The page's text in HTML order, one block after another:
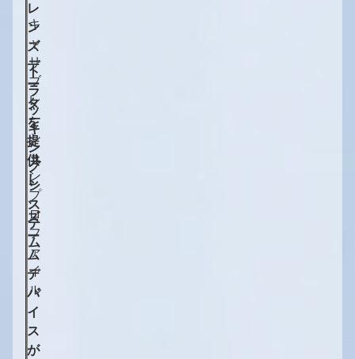
レ
ン
ズ
デ
ー
タ
を
提
供
し
、
ズ
ー
ム
デ
バ
イ
ス
が
ト
ラ
ッ
キ
ン
グ
シ
ス
テ
ム
キ
ャ
リ
ブ
レ
ー
シ
ョ
ン
プ
ロ
フ
ァ
イ
ル